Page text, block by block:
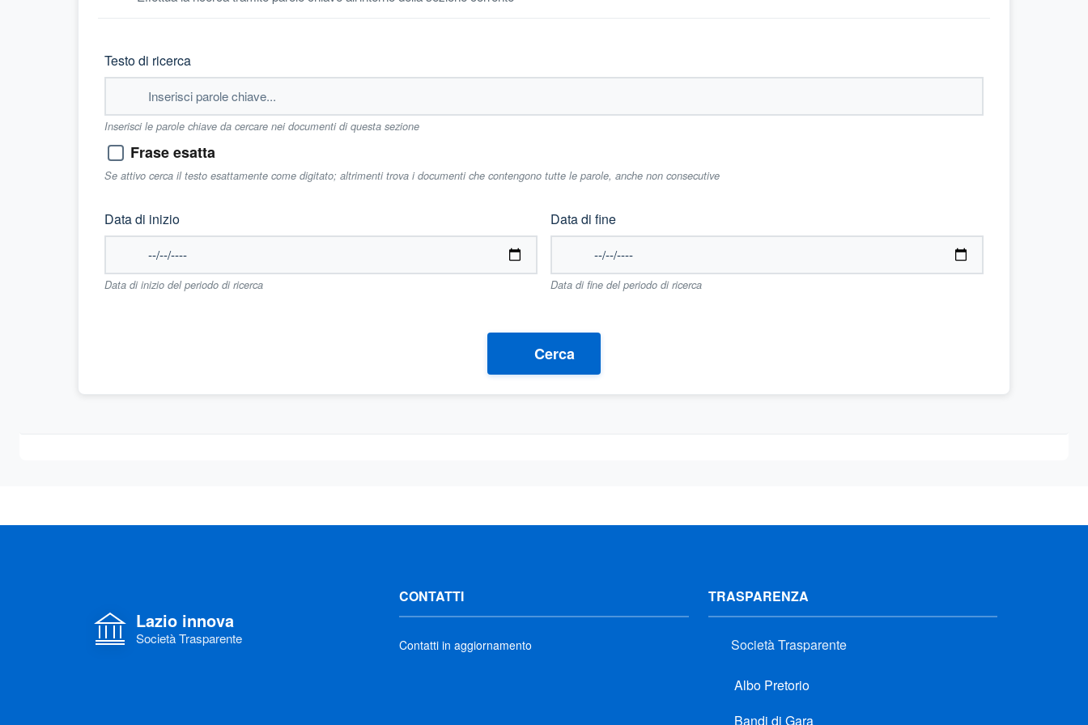
Testo di ricerca
Inserisci le parole chiave da cercare nei documenti di questa sezione
Frase esatta
Se attivo cerca il testo esattamente come digitato; altrimenti trova i documenti che contengono tutte le parole, anche non consecutive
Data di inizio
Data di inizio del periodo di ricerca
Data di fine
Data di fine del periodo di ricerca
Cerca
Lazio innova
Società Trasparente
CONTATTI
Contatti in aggiornamento
TRASPARENZA
Società Trasparente
Albo Pretorio
Bandi di Gara